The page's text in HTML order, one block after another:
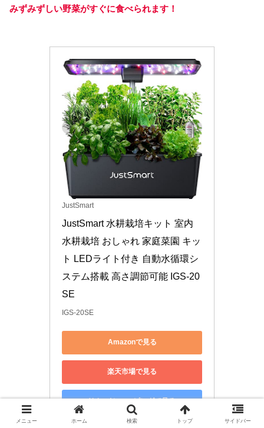
みずみずしい野菜がすぐに食べられます！
JustSmart
JustSmart 水耕栽培キット 室内
水耕栽培 おしゃれ 家庭菜園 キッ
ト LEDライト付き 自動水循環シ
ステム搭載 高さ調節可能 IGS-20
SE
IGS-20SE
Amazonで見る
楽天市場で見る
Yahoo!ショッピングで見る
メニュー ホーム 検索 トップ サイドバー